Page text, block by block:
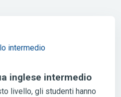
intermedio
inglese intermedio
livello, gli studenti hanno